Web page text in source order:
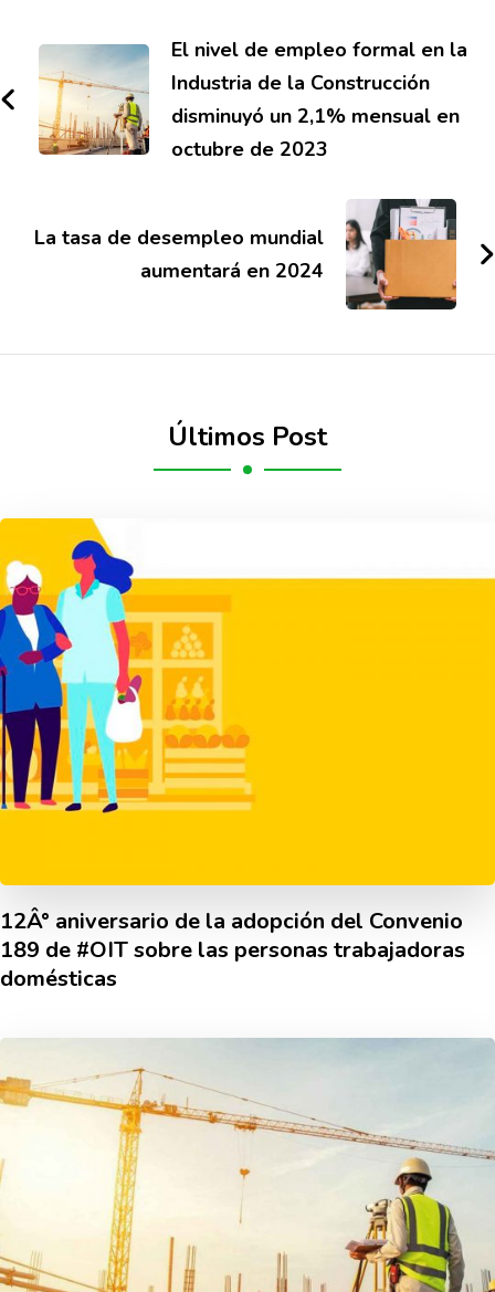
El nivel de empleo formal en la
Industria de la Construcción
disminuyó un 2,1% mensual en
octubre de 2023
La tasa de desempleo mundial
aumentará en 2024
Últimos Post
12Â° aniversario de la adopción del Convenio
189 de #OIT sobre las personas trabajadoras
domésticas